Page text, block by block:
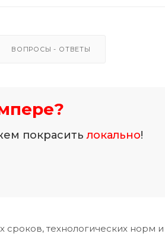
ВОПРОСЫ - ОТВЕТЫ
покраситьлокально!
технологических норм и